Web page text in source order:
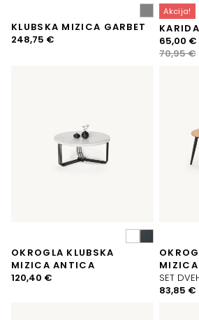
KLUBSKA MIZICA GARBET
248,75 €
Akcija!
70,95€
Izvirna
cena
65,00 €
Trenutna
cena
OKROGLA KLUBSKA
MIZICA ANTICA
120,40 €
SET
83,85 €